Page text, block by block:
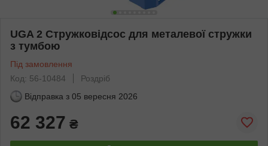
UGA 2 Стружковідсос для металевої стружки
з тумбою
Під замовлення
Код: 56-10484
Роздріб
Відправка з 05 вересня 2026
62 327 ₴